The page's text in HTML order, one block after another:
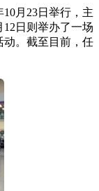
月23日举行，主
12日则举办了一场
动。截至目前，任